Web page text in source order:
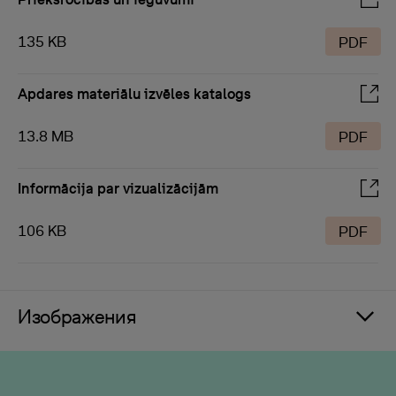
135 KB PDF
Apdares materiālu izvēles katalogs
13.8 MB PDF
Informācija par vizualizācijām
106 KB PDF
Изображения